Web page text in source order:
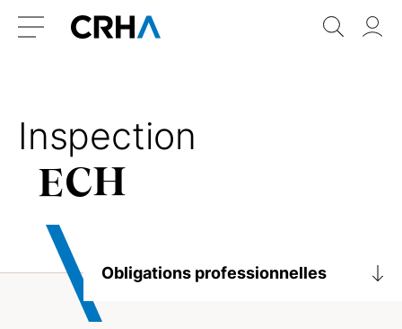
Retour
Inspection
ECH
Obligations professionnelles